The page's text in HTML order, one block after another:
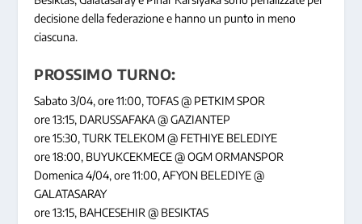
decisione della federazione e hanno un punto in meno
ciascuna.
PROSSIMO TURNO:
Sabato 3/04, ore 11:00, TOFAS @ PETKIM SPOR
ore 13:15, DARUSSAFAKA @ GAZIANTEP
ore 15:30, TURK TELEKOM @ FETHIYE BELEDIYE
ore 18:00, BUYUKCEKMECE @ OGM ORMANSPOR
Domenica 4/04, ore 11:00, AFYON BELEDIYE @
GALATASARAY
ore 13:15, BAHCESEHIR @ BESIKTAS